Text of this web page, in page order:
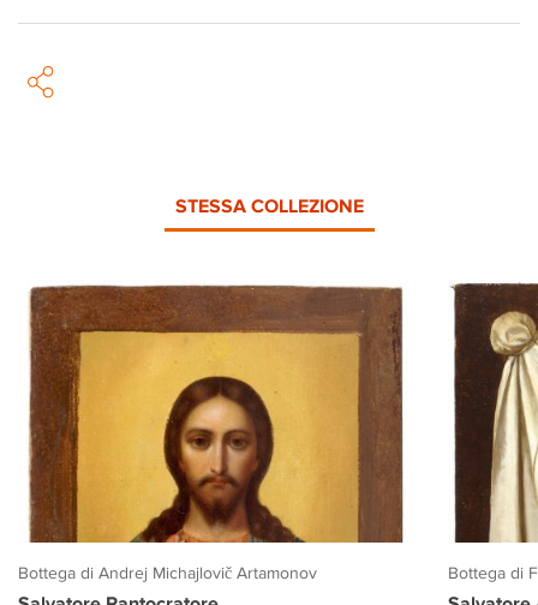
STESSA COLLEZIONE
Bottega di Andrej Michajlovič Artamonov Bottega di